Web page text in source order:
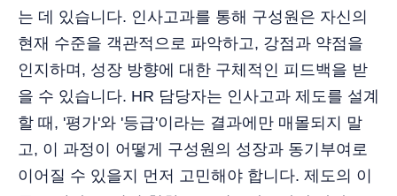
는 데 있습니다. 인사고과를 통해 구성원은 자신의
현재 수준을 객관적으로 파악하고, 강점과 약점을
인지하며, 성장 방향에 대한 구체적인 피드백을 받
을 수 있습니다. HR 담당자는 인사고과 제도를 설계
할 때, '평가'와 '등급'이라는 결과에만 매몰되지 말
고, 이 과정이 어떻게 구성원의 성장과 동기부여로
이어질 수 있을지 먼저 고민해야 합니다. 제도의 이